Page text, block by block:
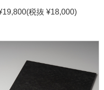
(税抜 ¥18,000)